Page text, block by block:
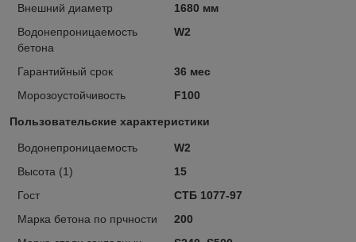
Внешний диаметр
1680 мм
Водонепроницаемость
бетона
W2
Гарантийный срок
36 мес
Морозоустойчивость
F100
Пользовательские характеристики
Водонепроницаемость
W2
Высота (1)
15
Гост
СТБ 1077-97
Марка бетона по прчности
200